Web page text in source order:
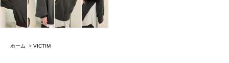
ホーム > VICTIM